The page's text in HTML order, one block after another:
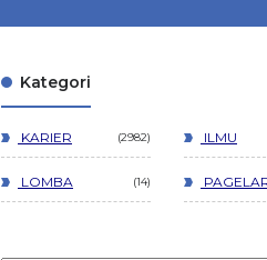
Kategori
KARIER 2982 ILMU
LOMBA 14